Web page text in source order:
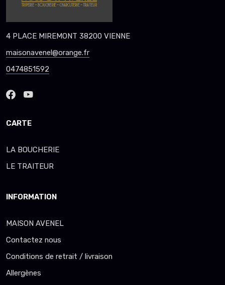
4 PLACE MIREMONT 38200 VIENNE
maisonavenel@orange.fr
0474851592
CARTE
LA BOUCHERIE
LE TRAITEUR
INFORMATION
MAISON AVENEL
Contactez nous
Conditions de retrait / livraison
Allergènes